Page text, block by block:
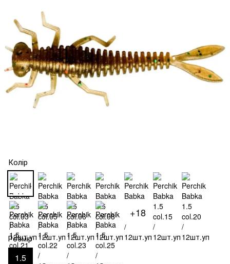
Колір
+18
Розмір
1.5